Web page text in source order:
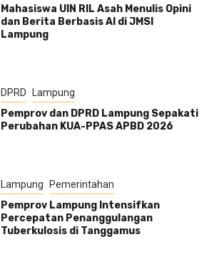
Mahasiswa UIN RIL Asah Menulis Opini
dan Berita Berbasis AI di JMSI
Lampung
DPRD Lampung
Pemprov dan DPRD Lampung Sepakati
Perubahan KUA-PPAS APBD 2026
Lampung Pemerintahan
Pemprov Lampung Intensifkan
Percepatan Penanggulangan
Tuberkulosis di Tanggamus